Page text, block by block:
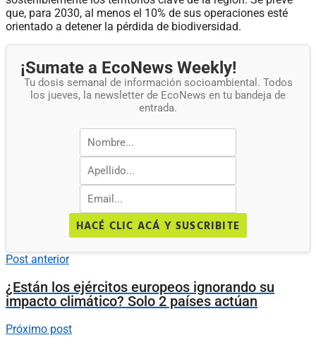
que, para 2030, al menos el 10% de sus operaciones esté
orientado a detener la pérdida de biodiversidad.
¡Sumate a EcoNews Weekly!
Tu dosis semanal de información socioambiental. Todos
los jueves, la newsletter de EcoNews en tu bandeja de
entrada.
HACÉ CLIC ACÁ Y SUSCRIBITE
Post anterior
¿Están los ejércitos europeos ignorando su
impacto climático? Solo 2 países actúan
Próximo post